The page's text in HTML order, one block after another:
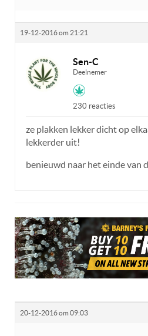
19-12-2016 om 21:21
Sen-C
Deelnemer
230 reacties
ze plakken lekker dicht op
lekkerder uit!
benieuwd naar het einde van
20-12-2016 om 09:03